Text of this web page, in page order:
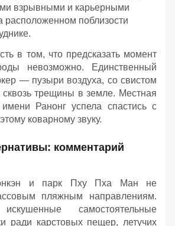
взрывными и карьерными
расположенном поблизости
в том, что предсказать момент
невозможно. Единственный
— пузыри воздуха, со свистом
трещины в земле. Местная
Ранонг успела спастись с
коварному звуку.
комментарий
и парк Пху Пха Ман не
пляжным направлениям.
самостоятельные
ради карстовых пещер, летучих